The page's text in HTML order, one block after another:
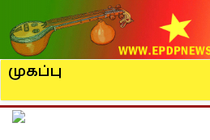
முகப்பு